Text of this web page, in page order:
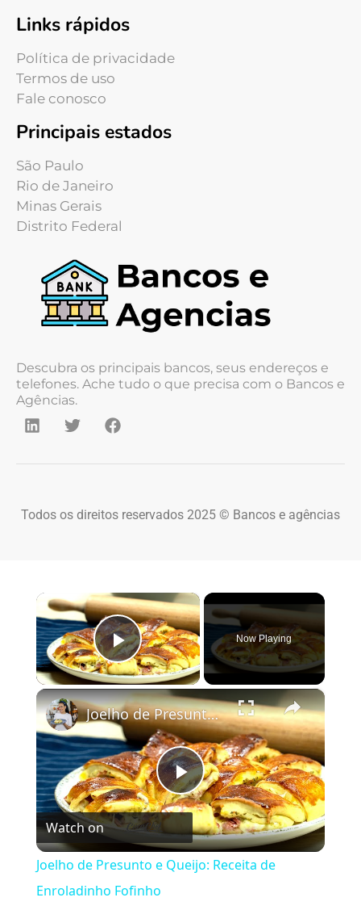
Links rápidos
Política de privacidade
Termos de uso
Fale conosco
Principais estados
São Paulo
Rio de Janeiro
Minas Gerais
Distrito Federal
Descubra os principais bancos, seus endereços e
telefones. Ache tudo o que precisa com o Bancos e
Agências.
Todos os direitos reservados 2025 © Bancos e agências
×
Play Video
Now Playing
×
Play Video
Joelho de Presunto e Queijo: Receita de Enroladinho Fofinho
Watch on
Joelho de Presunto e Queijo: Receita de
Enroladinho Fofinho